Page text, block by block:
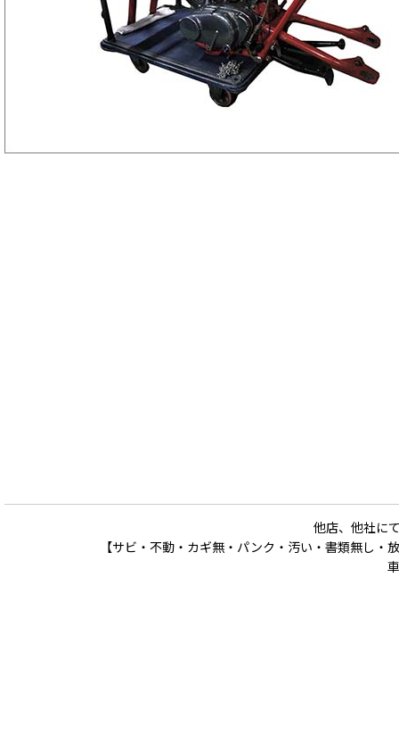
他店、他社に
【サビ・不動・カギ無・パンク・汚い・書類無し・